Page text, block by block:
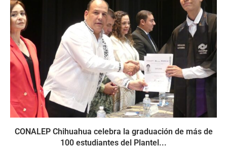
CONALEP Chihuahua celebra la graduación de más de
100 estudiantes del Plantel...